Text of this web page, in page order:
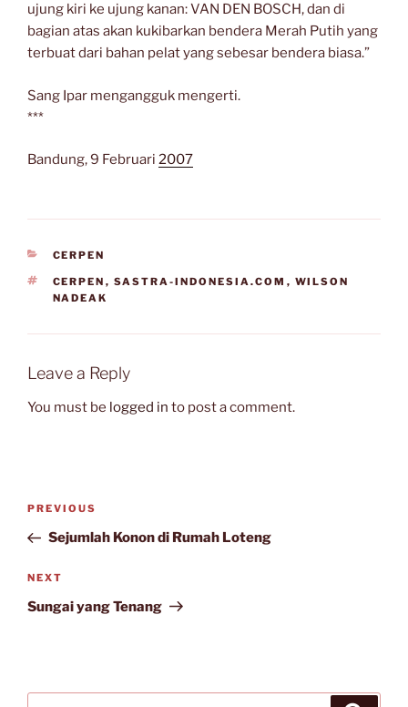
ujung kiri ke ujung kanan: VAN DEN BOSCH, dan di
bagian atas akan kukibarkan bendera Merah Putih yang
terbuat dari bahan pelat yang sebesar bendera biasa.”
Sang Ipar mengangguk mengerti.
***
Bandung, 9 Februari 2007
CATEGORIES
CERPEN
TAGS
CERPEN , SASTRA-INDONESIA.COM , WILSON
NADEAK
Leave a Reply
You must be logged in to post a comment.
Post
Previous
Post
PREVIOUS
Sejumlah Konon di Rumah Loteng
Next
Post
NEXT
Sungai yang Tenang